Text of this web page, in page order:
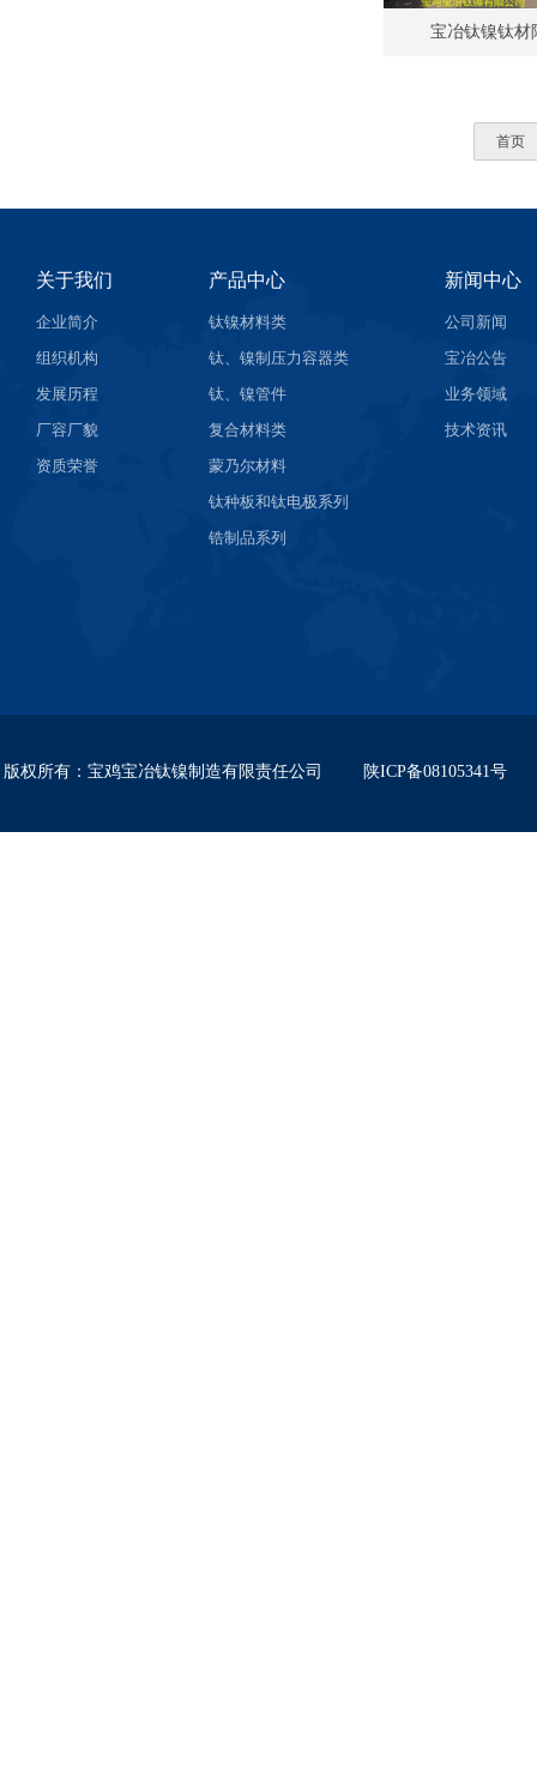
宝冶钛镍钛材
首页
关于我们
企业简介
组织机构
发展历程
厂容厂貌
资质荣誉
产品中心
钛镍材料类
钛、镍制压力容器类
钛、镍管件
复合材料类
蒙乃尔材料
钛种板和钛电极系列
锆制品系列
新闻中心
公司新闻
宝冶公告
业务领域
技术资讯
版权所有： 宝鸡宝冶钛镍制造有限责任公司 陕ICP备08105341号